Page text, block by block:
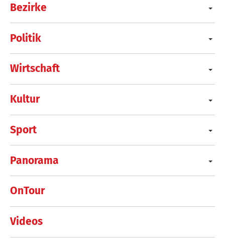
Bezirke
Politik
Wirtschaft
Kultur
Sport
Panorama
OnTour
Videos